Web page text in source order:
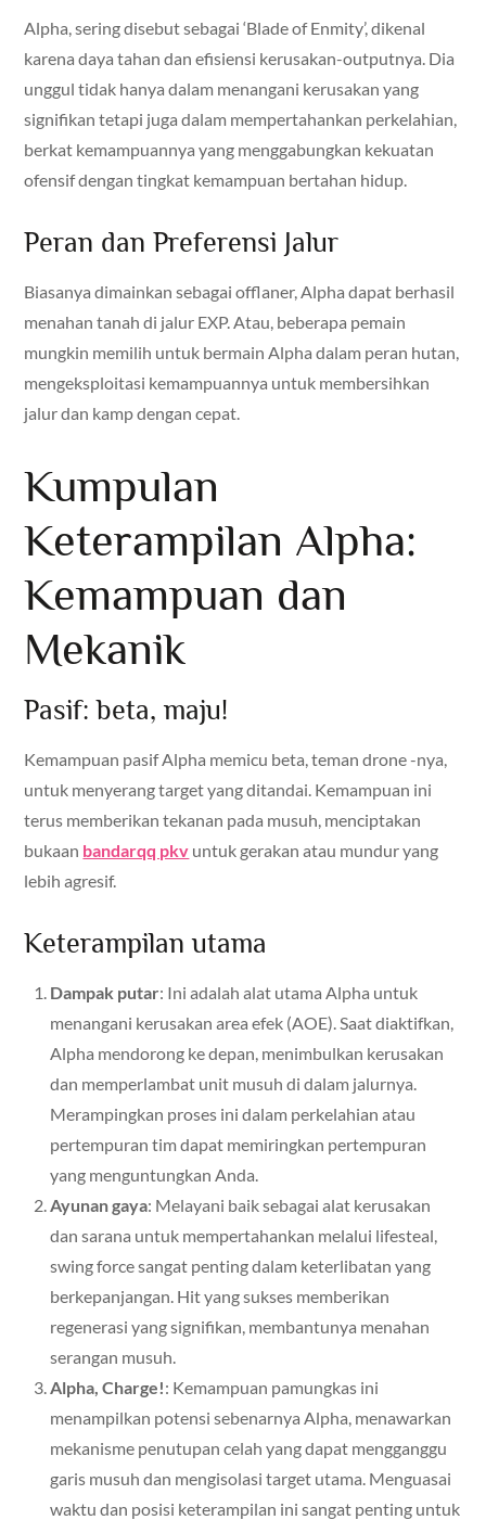
Alpha, sering disebut sebagai ‘Blade of Enmity’, dikenal
karena daya tahan dan efisiensi kerusakan-outputnya. Dia
unggul tidak hanya dalam menangani kerusakan yang
signifikan tetapi juga dalam mempertahankan perkelahian,
berkat kemampuannya yang menggabungkan kekuatan
ofensif dengan tingkat kemampuan bertahan hidup.
Peran dan Preferensi Jalur
Biasanya dimainkan sebagai offlaner, Alpha dapat berhasil
menahan tanah di jalur EXP. Atau, beberapa pemain
mungkin memilih untuk bermain Alpha dalam peran hutan,
mengeksploitasi kemampuannya untuk membersihkan
jalur dan kamp dengan cepat.
Kumpulan
Keterampilan Alpha:
Kemampuan dan
Mekanik
Pasif: beta, maju!
Kemampuan pasif Alpha memicu beta, teman drone -nya,
untuk menyerang target yang ditandai. Kemampuan ini
terus memberikan tekanan pada musuh, menciptakan
bukaan bandarqq pkv untuk gerakan atau mundur yang
lebih agresif.
Keterampilan utama
Dampak putar: Ini adalah alat utama Alpha untuk
menangani kerusakan area efek (AOE). Saat diaktifkan,
Alpha mendorong ke depan, menimbulkan kerusakan
dan memperlambat unit musuh di dalam jalurnya.
Merampingkan proses ini dalam perkelahian atau
pertempuran tim dapat memiringkan pertempuran
yang menguntungkan Anda.
Ayunan gaya: Melayani baik sebagai alat kerusakan
dan sarana untuk mempertahankan melalui lifesteal,
swing force sangat penting dalam keterlibatan yang
berkepanjangan. Hit yang sukses memberikan
regenerasi yang signifikan, membantunya menahan
serangan musuh.
Alpha, Charge!: Kemampuan pamungkas ini
menampilkan potensi sebenarnya Alpha, menawarkan
mekanisme penutupan celah yang dapat mengganggu
garis musuh dan mengisolasi target utama. Menguasai
waktu dan posisi keterampilan ini sangat penting untuk